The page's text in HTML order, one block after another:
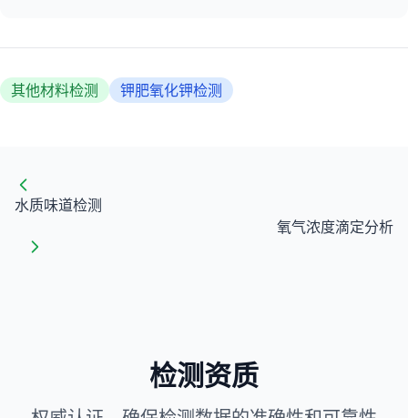
其他材料检测 钾肥氧化钾检测
水质味道检测
氧气浓度滴定分析
检测资质